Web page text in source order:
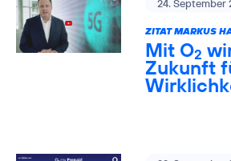
24. September
ZITAT MARKUS
Mit O2
Zukunft